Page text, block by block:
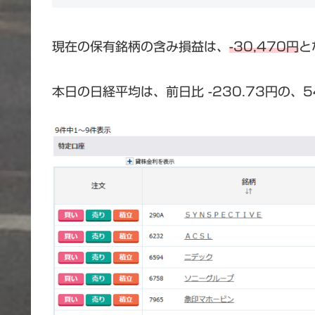
現在の保有銘柄の含み損益は、 -30,470円
本日の日経平均は、前日比 -230.73円の